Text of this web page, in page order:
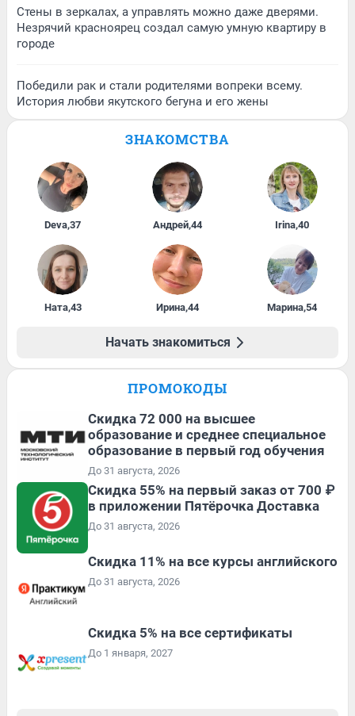
Стены в зеркалах, а управлять можно даже дверями.
Незрячий красноярец создал самую умную квартиру в
городе
Победили рак и стали родителями вопреки всему.
История любви якутского бегуна и его жены
ЗНАКОМСТВА
Deva,37 Андрей,44 Irina,40
Ната,43 Ирина,44 Марина,54
Начать знакомиться
ПРОМОКОДЫ
Скидка 72 000 на высшее
образование и среднее специальное
образование в первый год обучения
До 31 августа, 2026
Скидка 55% на первый заказ от 700 ₽
в приложении Пятёрочка Доставка
До 31 августа, 2026
Скидка 11% на все курсы английского
До 31 августа, 2026
Скидка 5% на все сертификаты
До 1 января, 2027